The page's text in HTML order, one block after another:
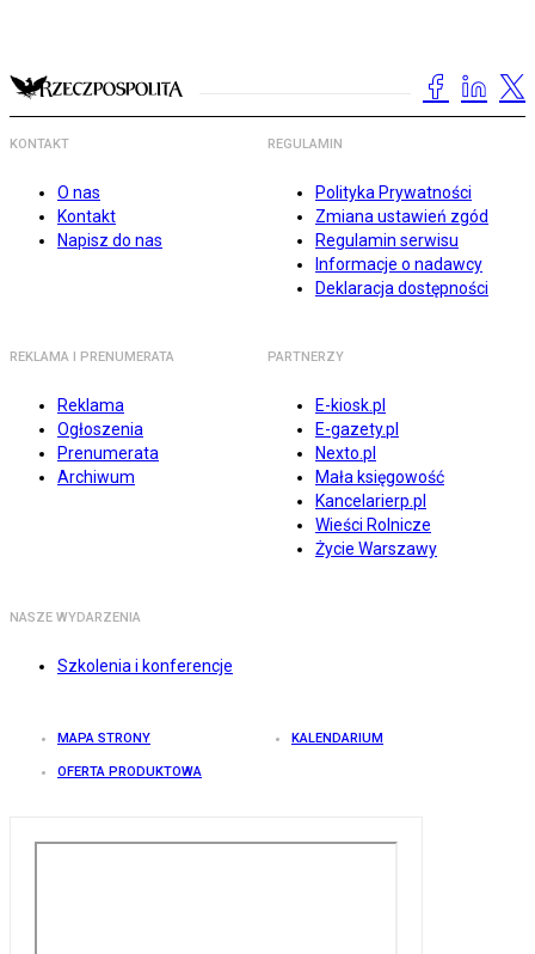
KONTAKT
O nas
Kontakt
Napisz do nas
REGULAMIN
Polityka Prywatności
Zmiana ustawień zgód
Regulamin serwisu
Informacje o nadawcy
Deklaracja dostępności
REKLAMA I PRENUMERATA
Reklama
Ogłoszenia
Prenumerata
Archiwum
PARTNERZY
E-kiosk.pl
E-gazety.pl
Nexto.pl
Mała księgowość
Kancelarierp.pl
Wieści Rolnicze
Życie Warszawy
NASZE WYDARZENIA
Szkolenia i konferencje
MAPA STRONY KALENDARIUM
OFERTA PRODUKTOWA